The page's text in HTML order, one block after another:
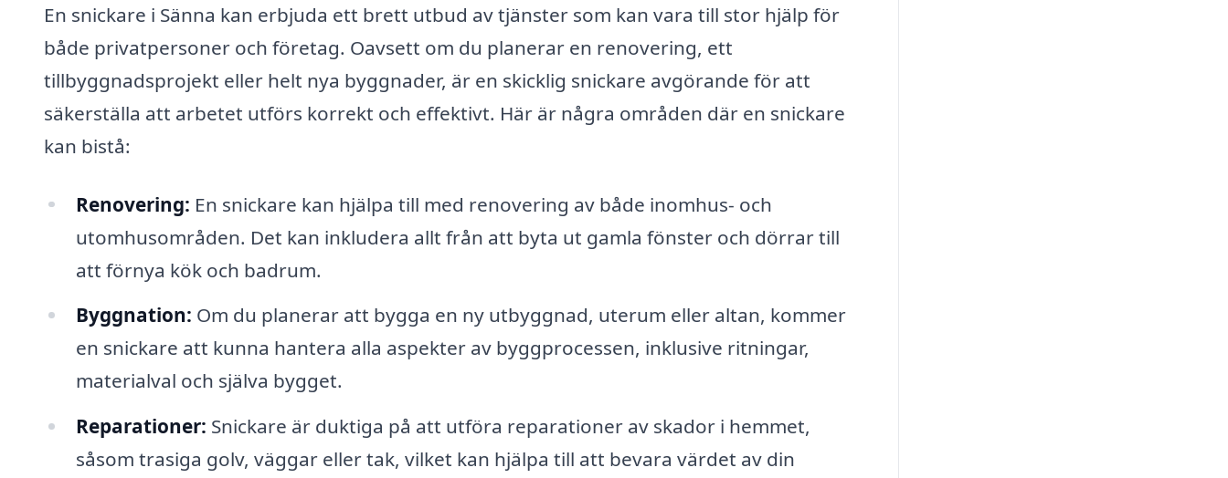
En snickare i Sänna kan erbjuda ett brett utbud av tjänster som kan vara till stor hjälp för
både privatpersoner och företag. Oavsett om du planerar en renovering, ett
tillbyggnadsprojekt eller helt nya byggnader, är en skicklig snickare avgörande för att
säkerställa att arbetet utförs korrekt och effektivt. Här är några områden där en snickare
kan bistå:
Renovering: En snickare kan hjälpa till med renovering av både inomhus- och
utomhusområden. Det kan inkludera allt från att byta ut gamla fönster och dörrar till
att förnya kök och badrum.
Byggnation: Om du planerar att bygga en ny utbyggnad, uterum eller altan, kommer
en snickare att kunna hantera alla aspekter av byggprocessen, inklusive ritningar,
materialval och själva bygget.
Reparationer: Snickare är duktiga på att utföra reparationer av skador i hemmet,
såsom trasiga golv, väggar eller tak, vilket kan hjälpa till att bevara värdet av din